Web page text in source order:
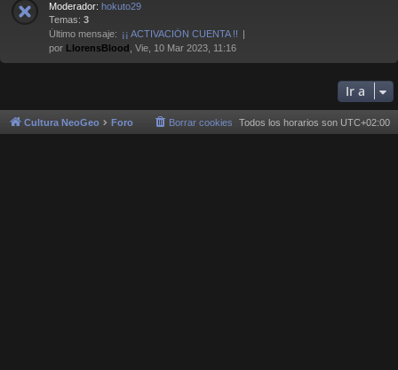
Moderador: hokuto29
Temas: 3
Último mensaje: ¡¡ ACTIVACIÓN CUENTA !!
por LlorensBlood , Vie, 10 Mar 2023, 11:16
Ir a
Cultura NeoGeo Foro Todos los horarios son UTC+02:00
Borrar cookies